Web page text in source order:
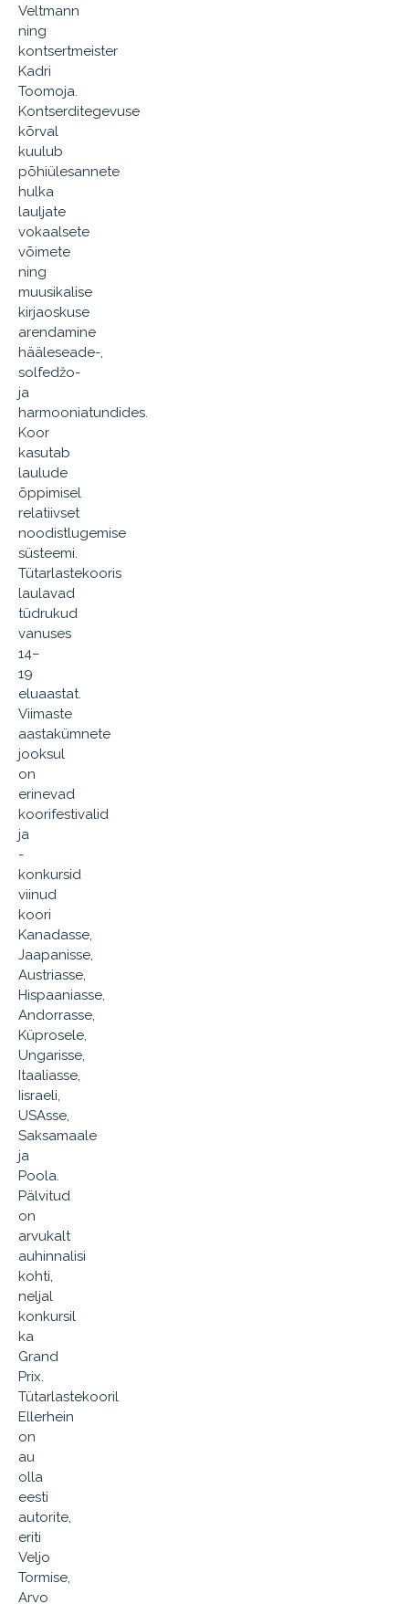
Veltmann
ning
kontsertmeister
Kadri
Toomoja.
Kontserditegevuse
kõrval
kuulub
põhiülesannete
hulka
lauljate
vokaalsete
võimete
ning
muusikalise
kirjaoskuse
arendamine
hääleseade-,
solfedžo-
ja
harmooniatundides.
Koor
kasutab
laulude
õppimisel
relatiivset
noodistlugemise
süsteemi.
Tütarlastekooris
laulavad
tüdrukud
vanuses
14–
19
eluaastat.
Viimaste
aastakümnete
jooksul
on
erinevad
koorifestivalid
ja
-
konkursid
viinud
koori
Kanadasse,
Jaapanisse,
Austriasse,
Hispaaniasse,
Andorrasse,
Küprosele,
Ungarisse,
Itaaliasse,
Iisraeli,
USAsse,
Saksamaale
ja
Poola.
Pälvitud
on
arvukalt
auhinnalisi
kohti,
neljal
konkursil
ka
Grand
Prix.
Tütarlastekooril
Ellerhein
on
au
olla
eesti
autorite,
eriti
Veljo
Tormise,
Arvo